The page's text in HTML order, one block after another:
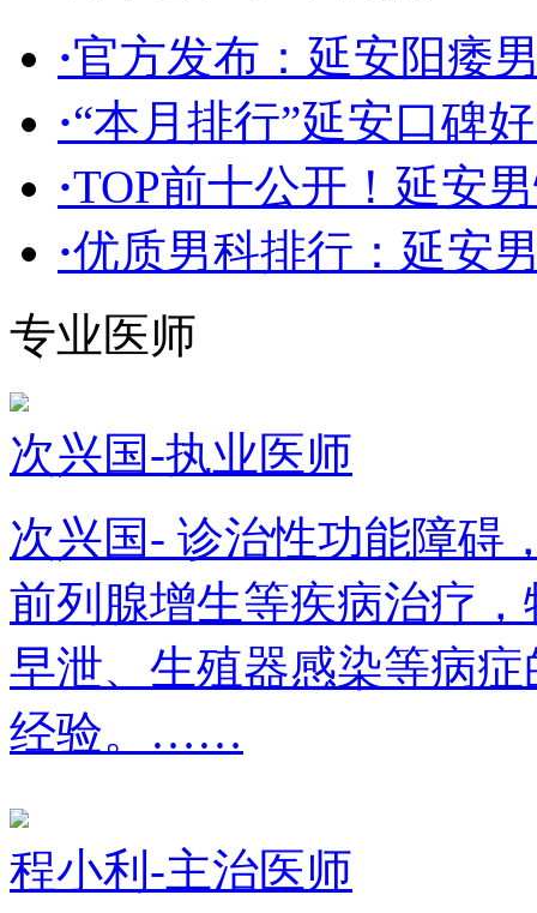
·官方发布：延安阳痿
·“本月排行”延安口碑
·TOP前十公开！延安
·优质男科排行：延安
专业医师
次兴国-执业医师
次兴国- 诊治性功能障碍
前列腺增生等疾病治疗
早泄、生殖器感染等病
经验。……
程小利-主治医师